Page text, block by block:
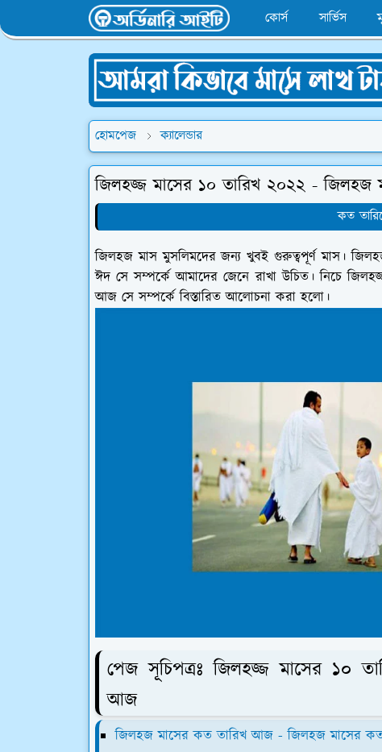
কোর্স সার্ভিস
হোমপেজ ক্যালেন্ডার
জিলহজ্জ মাসের ১০ তারিখ ২০২২ -
কত
জিলহজ মাস মুসলিমদের জন্য খুবই গুরুত্বপূর্ণ মাস।
ঈদ সে সম্পর্কে আমাদের জেনে রাখা উচিত। নিচে
আজ সে সম্পর্কে বিস্তারিত আলোচনা করা হলো।
পেজ সূচিপত্রঃ জিলহজ্জ মাসের ১০
আজ
জিলহজ মাসের কত তারিখ আজ - জিলহজ মাসের কত